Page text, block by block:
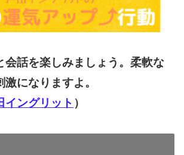
会話を楽しみましょう。柔軟な
になりますよ。
イングリット ）